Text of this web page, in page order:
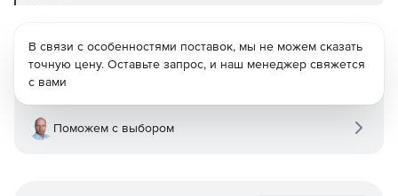
В связи с особенностями поставок, мы не можем сказать
точную цену. Оставьте запрос, и наш менеджер свяжется
с вами
Поможем с выбором